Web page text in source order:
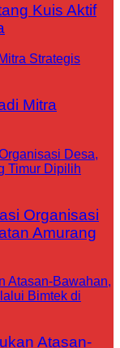
Kuis Aktif
Mitra
Organisasi
Amurang
Atasan-